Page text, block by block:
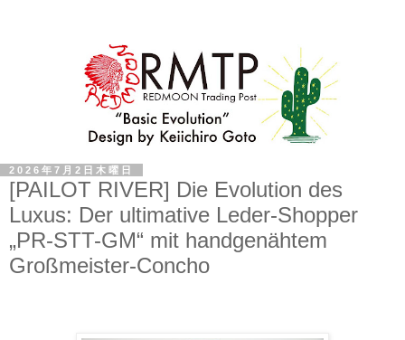
2026年7月2日木曜日
[PAILOT RIVER] Die Evolution des
Luxus: Der ultimative Leder-Shopper
„PR-STT-GM“ mit handgenähtem
Großmeister-Concho